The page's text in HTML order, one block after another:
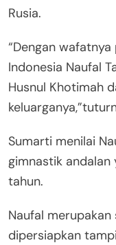
Rusia.
“Dengan
Indonesia Naufal
Husnul Khotimah
Sumarti menilai
gimnastik andalan
tahun.
Naufal
dipersiapkan